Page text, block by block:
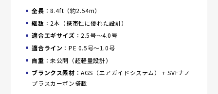
全長 ：8.4ft（約2.54m）
継数 ：2本（携帯性に優れた設計）
適合エギサイズ ：2.5号〜4.0号
適合ライン ：PE 0.5号〜1.0号
自重 ：未公開（超軽量設計）
ブランクス素材 ：AGS（エアガイドシステム） + SVFナノ
プラスカーボン搭載